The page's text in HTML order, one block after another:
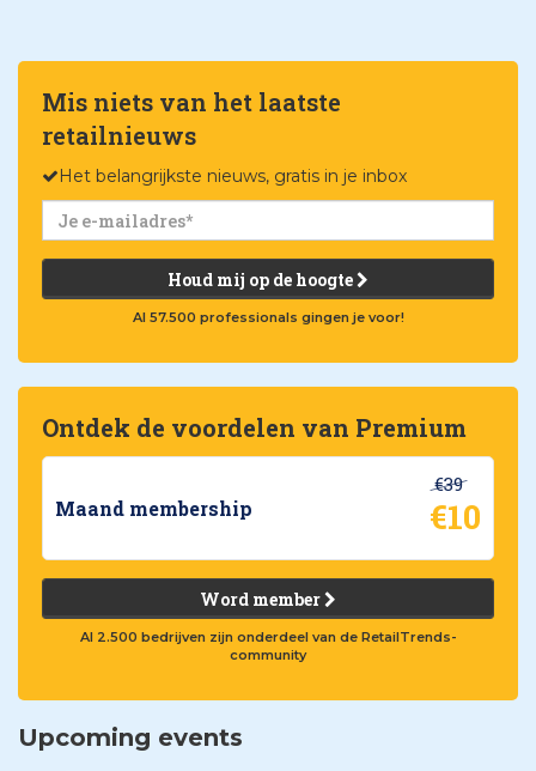
Mis niets van het laatste
retailnieuws
Het belangrijkste nieuws, gratis in je inbox
Houd mij op de hoogte
Al 57.500 professionals gingen je voor!
Ontdek de voordelen van Premium
Maand membership
€39
€10
Word member
Al 2.500 bedrijven zijn onderdeel van de RetailTrends-
community
Upcoming events